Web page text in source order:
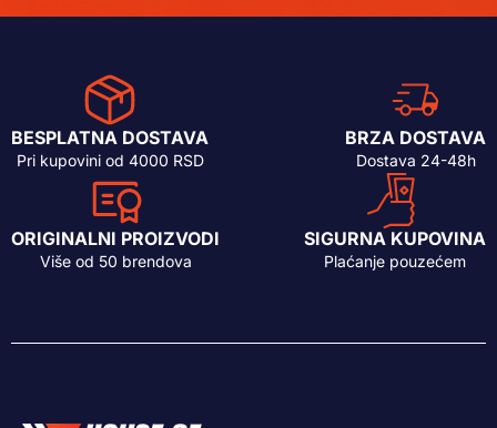
BESPLATNA DOSTAVA
Pri kupovini od 4000 RSD
BRZA DOSTAVA
Dostava 24-48h
ORIGINALNI PROIZVODI
Više od 50 brendova
SIGURNA KUPOVINA
Plaćanje pouzećem